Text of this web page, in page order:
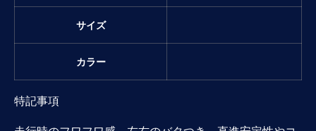
サイズ
カラー
特記事項